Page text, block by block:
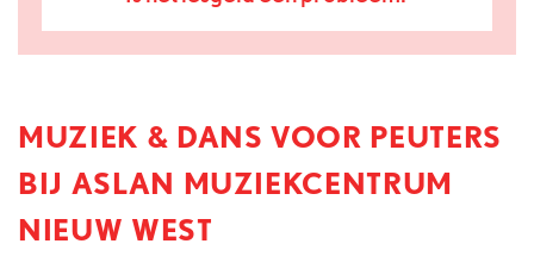
MUZIEK & DANS VOOR PEUTERS
BIJ ASLAN MUZIEKCENTRUM
NIEUW WEST